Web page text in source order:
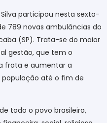
participou nesta sexta-
789 novas ambulâncias do
(SP). Trata-se do maior
gestão, que tem o
frota e aumentar a
até o fim de
todo o povo brasileiro,